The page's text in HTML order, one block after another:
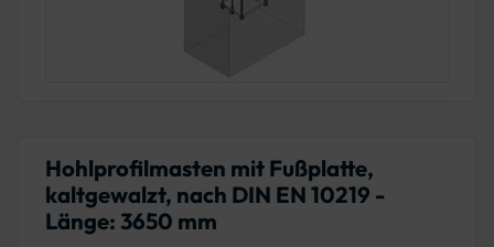
Hohlprofilmasten mit Fußplatte,
kaltgewalzt, nach DIN EN 10219 -
Länge: 3650 mm